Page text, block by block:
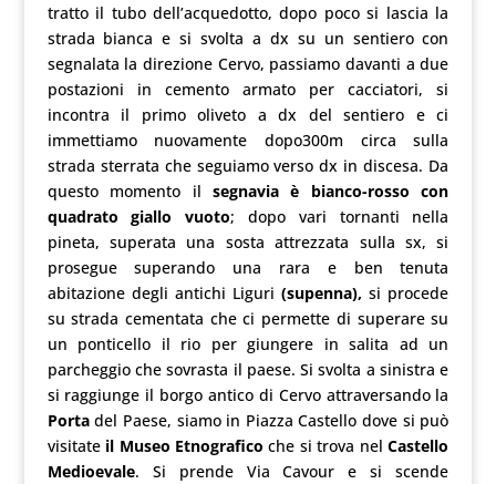
tratto il tubo dell’acquedotto, dopo poco si lascia la
strada bianca e si svolta a dx su un sentiero con
segnalata la direzione Cervo, passiamo davanti a due
postazioni in cemento armato per cacciatori, si
incontra il primo oliveto a dx del sentiero e ci
immettiamo nuovamente dopo300m circa sulla
strada sterrata che seguiamo verso dx in discesa. Da
questo momento il segnavia è bianco-rosso con
quadrato giallo vuoto; dopo vari tornanti nella
pineta, superata una sosta attrezzata sulla sx, si
prosegue superando una rara e ben tenuta
abitazione degli antichi Liguri(supenna), si procede
su strada cementata che ci permette di superare su
un ponticello il rio per giungere in salita ad un
parcheggio che sovrasta il paese. Si svolta a sinistra e
si raggiunge il borgo antico di Cervo attraversando la
Portadel Paese, siamo in Piazza Castello dove si può
visitate il Museo Etnografico che si trova nelCastello
Medioevale. Si prende Via Cavour e si scende